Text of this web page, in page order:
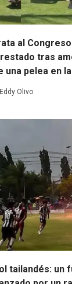
al
tras
una pelea en
Eddy Olivo
tailandés: un